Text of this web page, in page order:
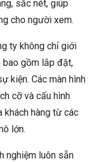
sắc nét, giúp
cho người xem.
ty không chỉ giới
bao gồm lắp đặt,
kiện. Các màn hình
cỡ và cấu hình
khách hàng từ các
lớn.
nghiệm luôn sẵn